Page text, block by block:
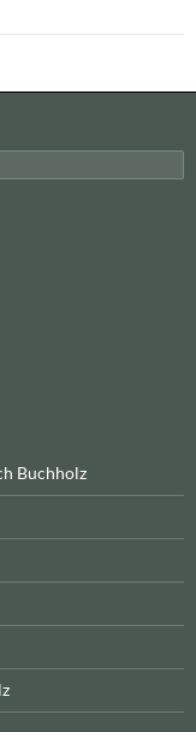
Buchholz